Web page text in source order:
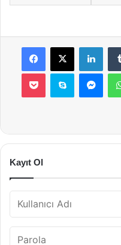
Facebook
X
Pocket Skype
Kayıt Ol